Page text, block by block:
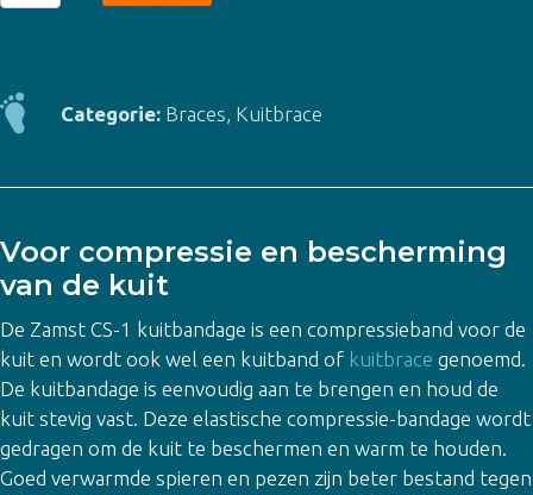
CS-
aantal
Categorie: Braces, Kuitbrace
Voor compressie en bescherming
van de kuit
De Zamst CS-1 kuitbandage is een compressieband voor de
kuit en wordt ook wel een kuitband of kuitbrace genoemd.
De kuitbandage is eenvoudig aan te brengen en houd de
kuit stevig vast. Deze elastische compressie-bandage wordt
gedragen om de kuit te beschermen en warm te houden.
Goed verwarmde spieren en pezen zijn beter bestand tegen